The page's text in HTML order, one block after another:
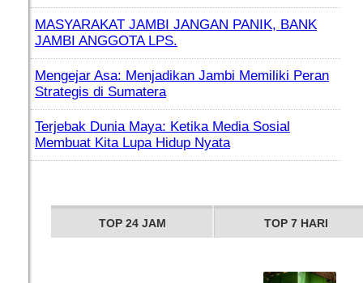
MASYARAKAT JAMBI JANGAN PANIK, BANK
JAMBI ANGGOTA LPS.
Mengejar Asa: Menjadikan Jambi Memiliki Peran
Strategis di Sumatera
Terjebak Dunia Maya: Ketika Media Sosial
Membuat Kita Lupa Hidup Nyata
TOP 24 JAM TOP 7 HARI